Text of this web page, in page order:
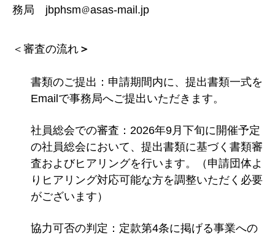
務局 jbphsm
asas-mail.jp
＜審査の流れ ＞
書類のご提出：申請期間内に、提出書類一式を
Emailで事務局へご提出いただきます。
社員総会での審査：2026年9月下旬に開催予定
の社員総会において、提出書類に基づく書類審
査およびヒアリングを行います。（申請団体よ
りヒアリング対応可能な方を調整いただく必要
がございます）
協力可否の判定：定款第4条に掲げる事業への